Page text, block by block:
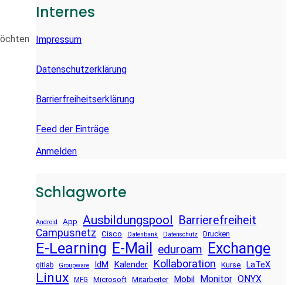
Internes
Impressum
Datenschutzerklärung
Barrierfreiheitserklärung
Feed der Einträge
Anmelden
Schlagworte
Android App Ausbildungspool Barrierefreiheit
Campusnetz Cisco Datenbank Datenschutz Drucken
E-Learning E-Mail eduroam Exchange
gitlab Groupware IdM Kalender Kollaboration Kurse LaTeX
Linux MFG Microsoft Mitarbeiter Mobil Monitor ONYX